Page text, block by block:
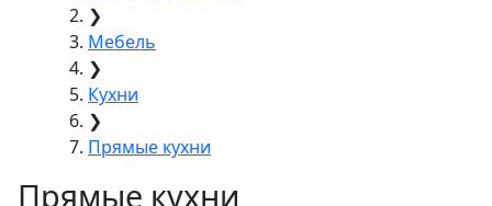
❯
Мебель
❯
Кухни
❯
Прямые кухни
Прямые кухни